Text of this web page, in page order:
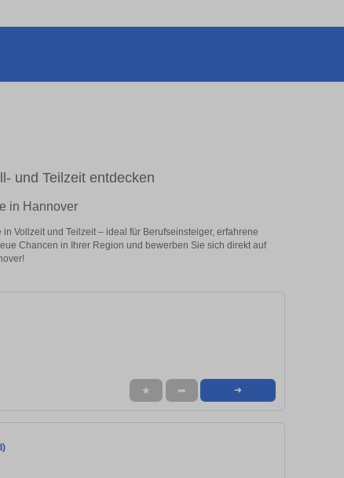
und Teilzeit entdecken
in Hannover
Vollzeit und Teilzeit – ideal für Berufseinsteiger, erfahrene
Chancen in Ihrer Region und bewerben Sie sich direkt auf
★ ➦ ➜